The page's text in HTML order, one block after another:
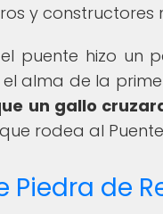
y constructores
puente hizo un
alma de la
un gallo
rodea al
de